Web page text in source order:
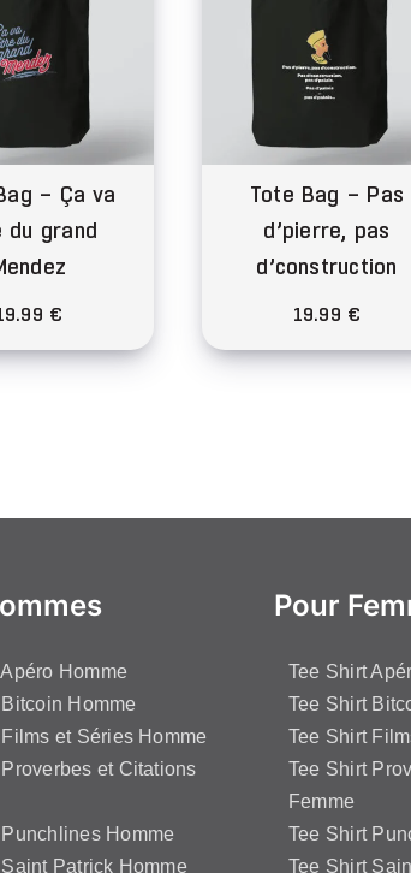
peuvent
être
choisies
la
page
du
produit
choisies
sur
la
du
produit
– Ça va
du grand
€
Ce
Les
être
sur
la
page
du
Tote Bag – Pas
d’pierre, pas
d’construction
19.99 €
Ce
Les
être
sur
la
page
du
produit
Homme
Homme
et Séries Homme
et Citations
Homme
Patrick Homme
Pour
Tee Shirt
Tee Shirt
Tee Shirt
Tee Shirt
Femme
Tee Shirt
Tee Shirt